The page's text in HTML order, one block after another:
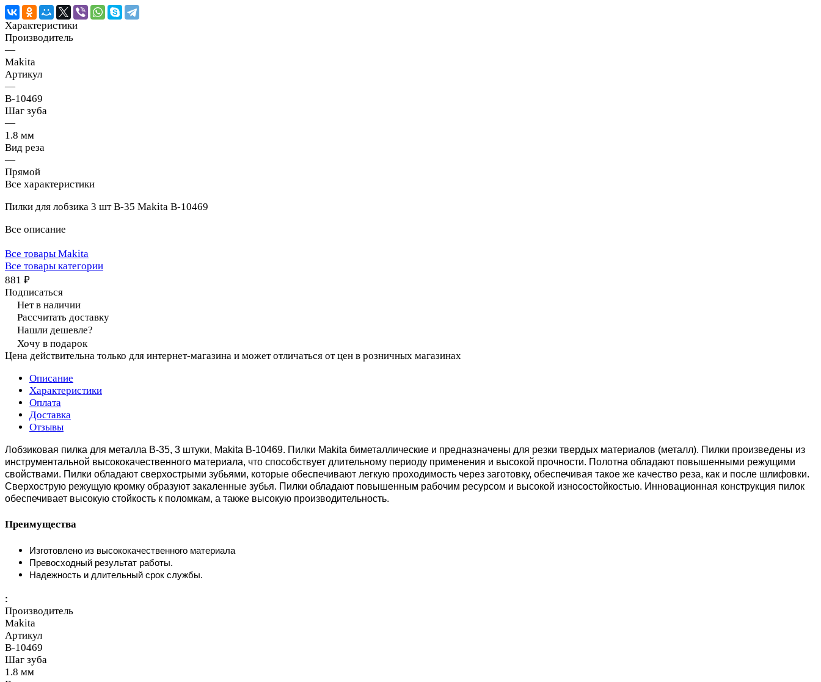
Характеристики
Производитель
—
Makita
Артикул
—
B-10469
Шаг зуба
—
1.8 мм
Вид реза
—
Прямой
Все характеристики
Пилки для лобзика 3 шт B-35 Makita B-10469
Все описание
Все товары Makita
Все товары категории
881 ₽
Подписаться
Нет в наличии
Рассчитать доставку
Нашли дешевле?
Хочу в подарок
Цена действительна только для интернет-магазина и может отличаться от цен в розничных магазинах
Описание
Характеристики
Оплата
Доставка
Отзывы
Лобзиковая пилка для металла В-35, 3 штуки, Makita B-10469. Пилки Makita биметаллические и предназначены для резки твердых материалов (металл). Пилки произведены из
инструментальной высококачественного материала, что способствует длительному периоду применения и высокой прочности. Полотна обладают повышенными режущими
свойствами. Пилки обладают сверхострыми зубьями, которые обеспечивают легкую проходимость через заготовку, обеспечивая такое же качество реза, как и после шлифовки.
Сверхострую режущую кромку образуют закаленные зубья. Пилки обладают повышенным рабочим ресурсом и высокой износостойкостью. Инновационная конструкция пилок
обеспечивает высокую стойкость к поломкам, а также высокую производительность.
Преимущества
Изготовлено из высококачественного материала
Превосходный результат работы.
Надежность и длительный срок службы.
:
Производитель
Makita
Артикул
B-10469
Шаг зуба
1.8 мм